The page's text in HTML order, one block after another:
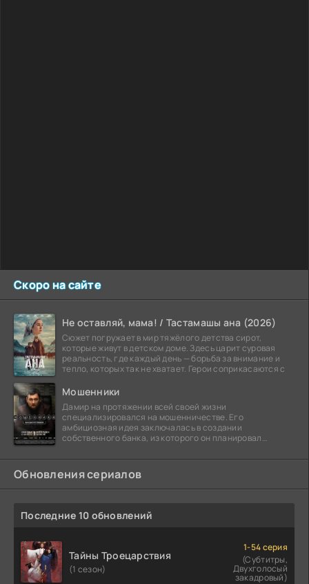
Скоро на сайте
Не оставляй, мама! / Тастамашы ана (2026)
Сюжет погружает в мир тяжёлого детства сирот,
которые живут в детском доме. Здесь царит суровая
реальность, где каждый день — борьба за внимание и
тепло, которых так не хватает. Герои соприкасаются с
Мошенники
Дамир на протяжении всей своей жизни
специализировался на мошенничестве. Его
амбициозная идея заключалась в создании
собственного банка, из которого он планировал
Обновления сериалов
Последние 10 обновлений
Тайны Троецарствия
(1 сезон)
1-54 серия
(Субтитры,
Двухголосый
закадровый)